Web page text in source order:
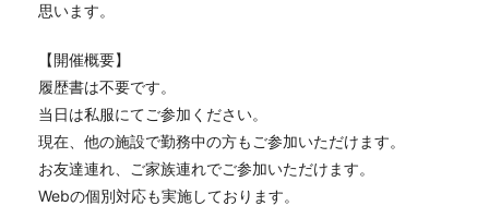
思います。
【開催概要】
履歴書は不要です。
当日は私服にてご参加ください。
現在、他の施設で勤務中の方もご参加いただけます。
お友達連れ、ご家族連れでご参加いただけます。
Webの個別対応も実施しております。